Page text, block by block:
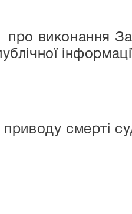
про виконання
приводу смерті